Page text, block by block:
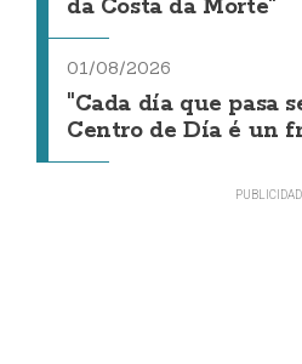
da Costa da Morte"
01/08/2026
"Cada día que pasa
Centro de Día é un